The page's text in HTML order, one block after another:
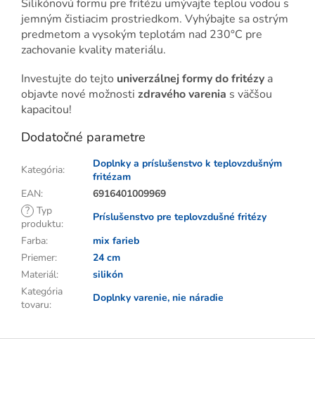
Silikónovú formu pre fritézu umývajte teplou vodou s
jemným čistiacim prostriedkom. Vyhýbajte sa ostrým
predmetom a vysokým teplotám nad 230°C pre
zachovanie kvality materiálu.
Investujte do tejto univerzálnej formy do fritézy a
objavte nové možnosti zdravého varenia s väčšou
kapacitou!
Dodatočné parametre
Kategória:
Doplnky a príslušenstvo k teplovzdušným
fritézam
EAN:
6916401009969
? Typ
produktu:
Príslušenstvo pre teplovzdušné fritézy
Farba:
mix farieb
Priemer:
24 cm
Materiál:
silikón
Kategória
tovaru:
Doplnky varenie, nie náradie
Z